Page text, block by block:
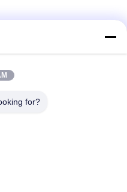
업 단지, Baohe 지구, 허페이
for?